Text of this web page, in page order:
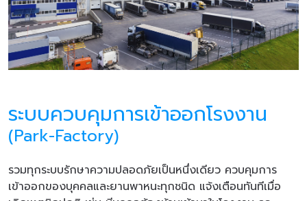
ระบบควบคุมการเข้าออกโรงงาน
(Park-Factory)
รวมทุกระบบรักษาความปลอดภัยเป็นหนึ่งเดียว ควบคุมการ
เข้าออกของบุคคลและยานพาหนะทุกชนิด แจ้งเตือนทันทีเมื่อ